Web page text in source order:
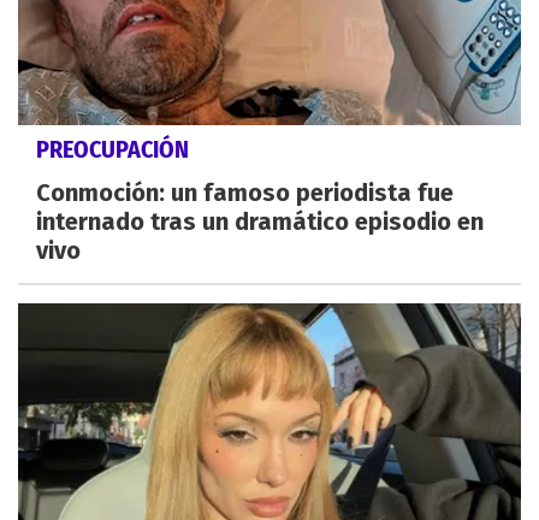
PREOCUPACIÓN
Conmoción: un famoso periodista fue
internado tras un dramático episodio en
vivo